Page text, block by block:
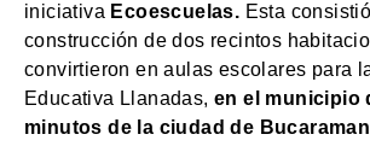
iniciativa Ecoescuelas. Esta
construcción de dos recintos
convirtieron en aulas escolares para
Educativa Llanadas, en el municipio
minutos de la ciudad de